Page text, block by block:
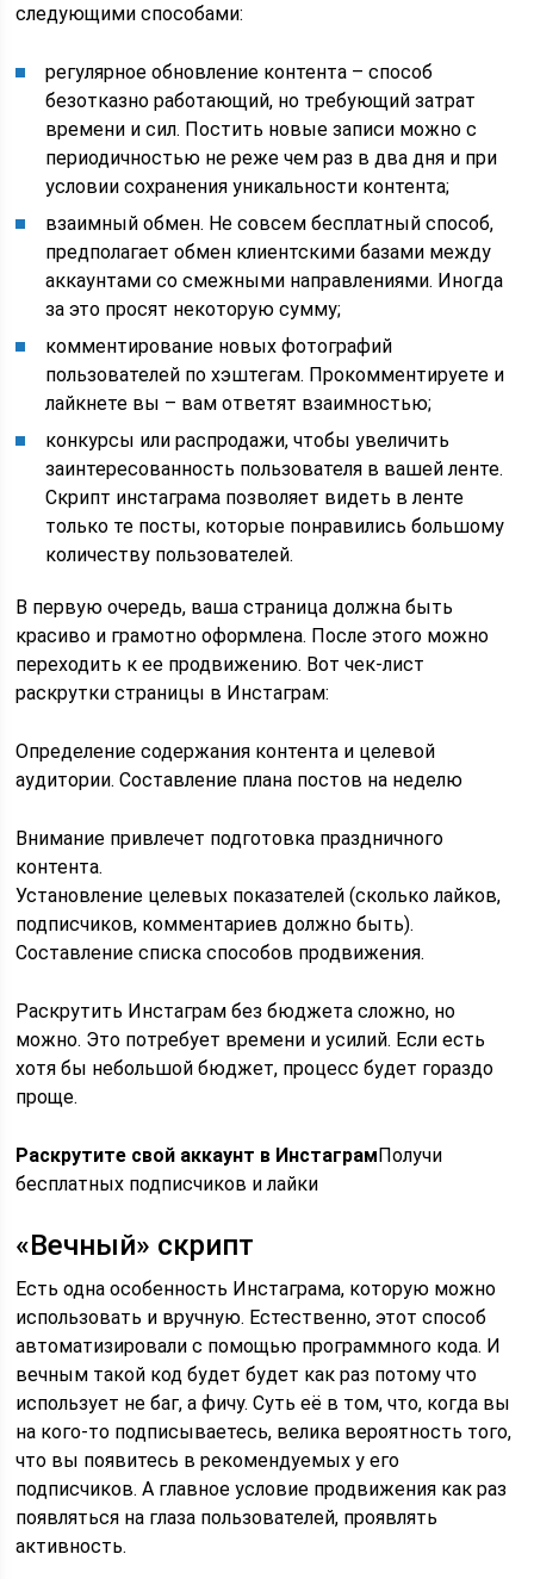
следующими способами:
регулярное обновление контента – способ
безотказно работающий, но требующий затрат
времени и сил. Постить новые записи можно с
периодичностью не реже чем раз в два дня и при
условии сохранения уникальности контента;
взаимный обмен. Не совсем бесплатный способ,
предполагает обмен клиентскими базами между
аккаунтами со смежными направлениями. Иногда
за это просят некоторую сумму;
комментирование новых фотографий
пользователей по хэштегам. Прокомментируете и
лайкнете вы – вам ответят взаимностью;
конкурсы или распродажи, чтобы увеличить
заинтересованность пользователя в вашей ленте.
Скрипт инстаграма позволяет видеть в ленте
только те посты, которые понравились большому
количеству пользователей.
В первую очередь, ваша страница должна быть
красиво и грамотно оформлена. После этого можно
переходить к ее продвижению. Вот чек-лист
раскрутки страницы в Инстаграм:
Определение содержания контента и целевой
аудитории. Составление плана постов на неделю
Внимание привлечет подготовка праздничного
контента.
Установление целевых показателей (сколько лайков,
подписчиков, комментариев должно быть).
Составление списка способов продвижения.
Раскрутить Инстаграм без бюджета сложно, но
можно. Это потребует времени и усилий. Если есть
хотя бы небольшой бюджет, процесс будет гораздо
проще.
Раскрутите свой аккаунт в ИнстаграмПолучи
бесплатных подписчиков и лайки
«Вечный» скрипт
Есть одна особенность Инстаграма, которую можно
использовать и вручную. Естественно, этот способ
автоматизировали с помощью программного кода. И
вечным такой код будет будет как раз потому что
использует не баг, а фичу. Суть её в том, что, когда вы
на кого-то подписываетесь, велика вероятность того,
что вы появитесь в рекомендуемых у его
подписчиков. А главное условие продвижения как раз
появляться на глаза пользователей, проявлять
активность.